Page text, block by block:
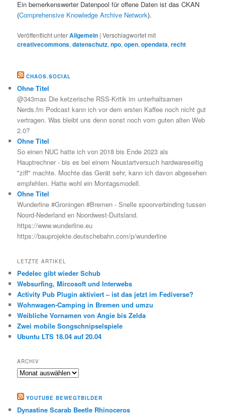
Ein bemerkenswerter Datenpool für offene Daten ist das CKAN
(Comprehensive Knowledge Archive Network).
Veröffentlicht unterAllgemein |Verschlagwortet mit
creativecommons,datenschutz,npo,open,opendata,recht
CHAOS.SOCIAL
Ohne Titel
@343max Die ketzerische RSS-Kritik im unterhaltsamen
Nerds.fm Podcast kann ich vor dem ersten Kaffee noch nicht gut
vertragen. Was bleibt uns denn sonst noch vom guten alten Web
2.0?
Ohne Titel
So einen NUC hatte ich von 2018 bis Ende 2023 als
Hauptrechner - bis es bei einem Neustartversuch hardwareseitig
"ziff" machte. Mochte das Gerät sehr, kann ich davon abgesehen
empfehlen. Hatte wohl ein Montagsmodell.
Ohne Titel
Wunderline #Groningen #Bremen - Snelle spoorverbinding tussen
Noord-Nederland en Noordwest-Duitsland.
https://www.wunderline.eu
https://bauprojekte.deutschebahn.com/p/wunderline
LETZTE ARTIKEL
Pedelec gibt wieder Schub
Websurfing, Mircosoft und Interwebs
Activity Pub Plugin aktiviert – ist das jetzt im Fediverse?
Wohnwagen-Camping in Bremen und umzu
Weibliche Vornamen von Angie bis Zelda
Zwei mobile Songschnipselspiele
Ubuntu LTS 18.04 auf 20.04
ARCHIV
Archiv
YOUTUBE BEWEGTBILDER
Dynastine Scarab Beetle Rhinoceros